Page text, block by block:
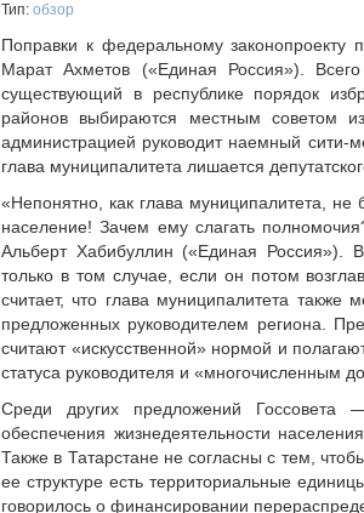
Тип: обзор
Поправки к федеральному законопроекту
Марат Ахметов («Единая Россия»).
существующий в республике порядок
районов выбираются местным советом
администрацией руководит наемный сити-
глава муниципалитета лишается
«Непонятно, как глава муниципалитета, не
население! Зачем ему слагать
Альберт Хабибуллин («Единая Россия»).
только в том случае, если он потом
считает, что глава муниципалитета также
предложенных руководителем региона.
считают «искусственной» нормой и
статуса руководителя и «многочисленным
Среди других предложений Госсовета
обеспечения жизнедеятельности
Также в Татарстане не согласны с тем,
ее структуре есть территориальные
говорилось о финансировании